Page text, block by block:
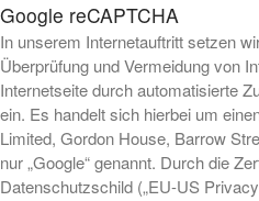
Google reCAPTCHA
In unserem Internetauftritt setzen
Überprüfung und Vermeidung von
Internetseite durch automatisierte
ein. Es handelt sich hierbei um
Limited, Gordon House, Barrow
nur „Google“ genannt. Durch die
Datenschutzschild („EU-US